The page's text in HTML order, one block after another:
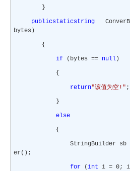
}
publicstaticstring
bytes)
{
if(bytes == null)
{
return"该值为空!" ;
}
else
{
StringBuilder sb
er();
for(int i = 0; i